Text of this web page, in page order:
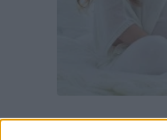
Hirdetés